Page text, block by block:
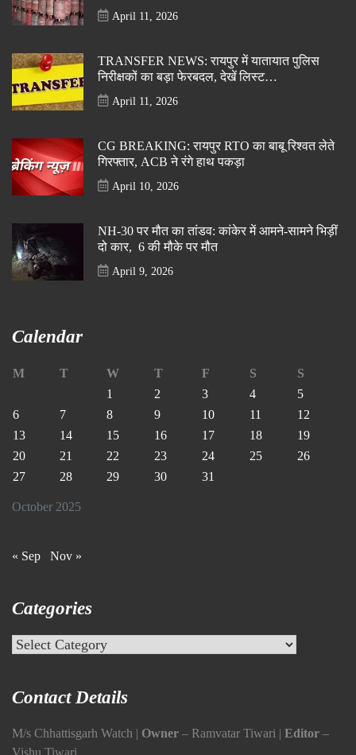
April 11, 2026
TRANSFER NEWS: रायपुर में यातायात पुलिस
निरीक्षकों का बड़ा फेरबदल, देखें लिस्ट…
April 11, 2026
CG BREAKING: रायपुर RTO का बाबू रिश्वत लेते
गिरफ्तार, ACB ने रंगे हाथ पकड़ा
April 10, 2026
NH-30 पर मौत का तांडव: कांकेर में आमने-सामने भिड़ीं
दो कार, 6 की मौके पर मौत
April 9, 2026
Calendar
October 2025
M T W T F S
S
1
2 3 4
5
6
7 8 9 10 11
12
13
14 15 16 17 18
19
20
21 22 23 24 25
26
27
28 29 30 31
« Sep Nov »
Categories
Categories
Contact Details
M/s Chhattisgarh Watch | Owner – Ramvatar Tiwari | Editor –